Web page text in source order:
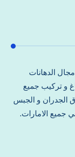
الدهانات
و تركيب جميع
الجدران و الجبس
جميع الامارات.